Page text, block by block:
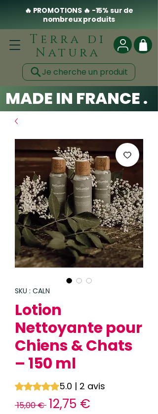
🔥 PROMOTIONS 🔥 -15% sur de
nombreux produits
Terra di
Natura
Je cherche un produit
MADE IN FRANCE .
SKU : CALN
Lotion
Nettoyante pour
Chiens & Chats
– 150 ml
La note est de 5.0 sur cinq étoiles selon 2
5.0 | 2 avis
15,00 € Prix
12,75 €